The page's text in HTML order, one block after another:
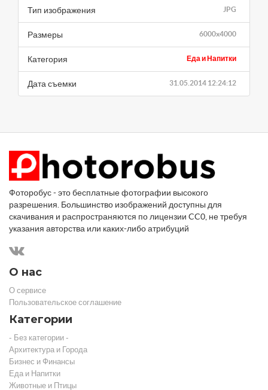
JPG
Тип изображения
6000x4000
Размеры
Еда и Напитки
Категория
31.05.2014 12:24:12
Дата съемки
Фоторобус - это бесплатные фотографии высокого
разрешения. Большинство изображений доступны для
скачивания и распространяются по лицензии CC0, не требуя
указания авторства или каких-либо атрибуций
О нас
О сервисе
Пользовательское соглашение
Категории
- Без категории -
Архитектура и Города
Бизнес и Финансы
Еда и Напитки
Животные и Птицы